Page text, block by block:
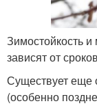
Зимостойкость и
зависят от
Существует еще
(особенно